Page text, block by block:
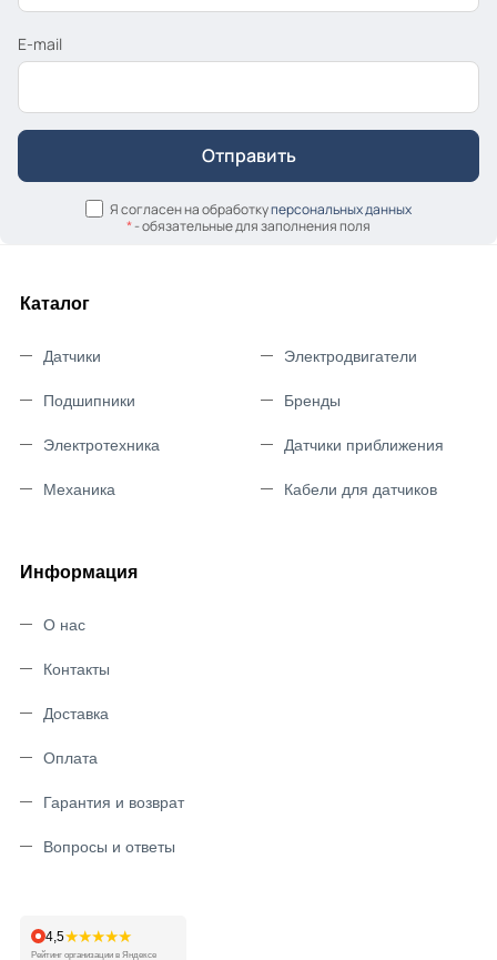
E-mail
Я согласен на обработкуперсональных данных
*- обязательные для заполнения поля
Каталог
Датчики
Подшипники
Электротехника
Механика
Электродвигатели
Бренды
Датчики приближения
Кабели для датчиков
Информация
О нас
Контакты
Доставка
Оплата
Гарантия и возврат
Вопросы и ответы
4,5★★★★★
Рейтинг организации в Яндексе